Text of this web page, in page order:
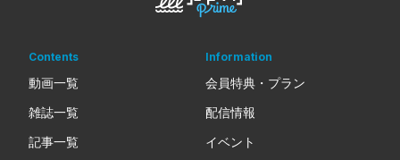
Contents
動画一覧
雑誌一覧
記事一覧
Information
会員特典・プラン
配信情報
イベント